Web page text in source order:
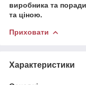
виробника та
та ціною.
Приховати
Характеристики